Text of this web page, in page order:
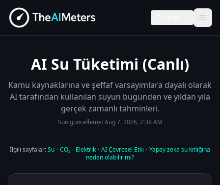
AI Su Tüketimi (Canlı)
Kamu kaynaklarına ve şeffaf varsayımlara dayalı olarak
AI tarafından kullanılan suyun bugünden ve yıldan yıla
gerçek zamanlı tahminleri.
Son güncelleme:Aug 7, 2026, 2:39 AM
İlgili sayfalar:Su · CO₂ · Elektrik · AI Çevresel Etki · Yapay zeka su kıtlığına
neden olabilir mi?